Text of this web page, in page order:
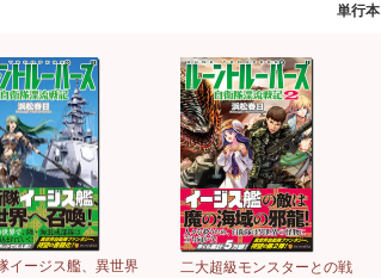
単行本
イージス艦、異世界
二大超級モンスターとの戦